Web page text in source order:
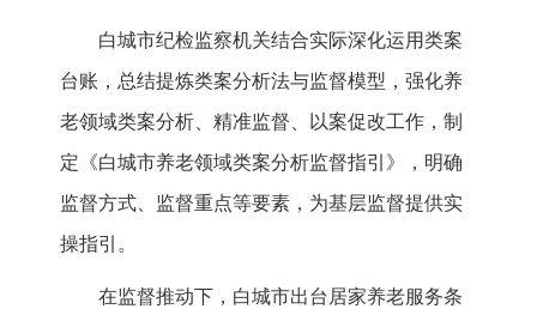
白城市纪检监察机关结合实际深化运用类案
台账，总结提炼类案分析法与监督模型，强化养
老领域类案分析、精准监督、以案促改工作，制
定《白城市养老领域类案分析监督指引》，明确
监督方式、监督重点等要素，为基层监督提供实
操指引。
在监督推动下，白城市出台居家养老服务条